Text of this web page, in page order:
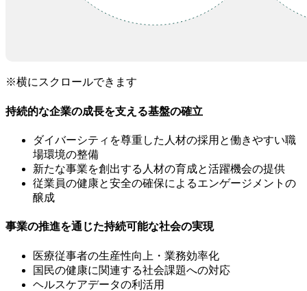
※横にスクロールできます
持続的な企業の成長を支える基盤の確立
ダイバーシティを尊重した人材の採用と働きやすい職
場環境の整備
新たな事業を創出する人材の育成と活躍機会の提供
従業員の健康と安全の確保によるエンゲージメントの
醸成
事業の推進を通じた持続可能な社会の実現
医療従事者の生産性向上・業務効率化
国民の健康に関連する社会課題への対応
ヘルスケアデータの利活用